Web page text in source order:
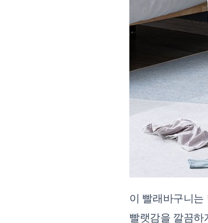
이 빨래바구니는
빨랫감을 깔끔하